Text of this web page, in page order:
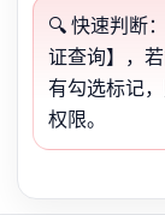
🔍 快速判断
证查询】，若
有勾选标记
权限。